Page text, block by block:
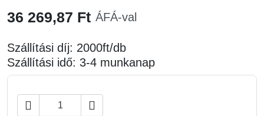
36 269,87 Ft ÁFÁ-val
Szállítási díj: 2000ft/db
Szállítási idő: 3-4 munkanap
 